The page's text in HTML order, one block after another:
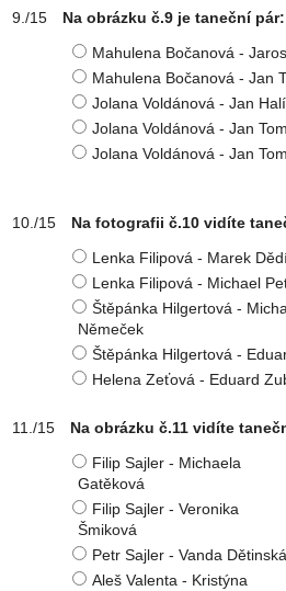
Na obrázku č.9 je taneční pár:
Mahulena Bočanová -
Mahulena Bočanová - Jan
Jolana Voldánová - Jan
Jolana Voldánová - Jan
Jolana Voldánová - Jan
Na fotografii č.10 vidíte
Lenka Filipová - Marek
Lenka Filipová - Michael
Štěpánka Hilgertová -
Němeček
Štěpánka Hilgertová -
Helena Zeťová - Eduard
Na obrázku č.11 vidíte
Filip Sajler - Michaela
Gatěková
Filip Sajler - Veronika
Šmiková
Petr Sajler - Vanda Dětinská
Aleš Valenta - Kristýna